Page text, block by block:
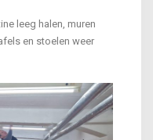
leeg halen, muren
en stoelen weer